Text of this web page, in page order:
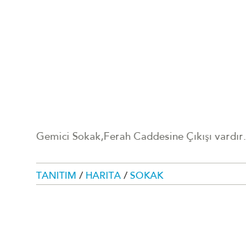
Gemici Sokak,Ferah Caddesine Çıkışı vardır.
TANITIM / HARITA / SOKAK